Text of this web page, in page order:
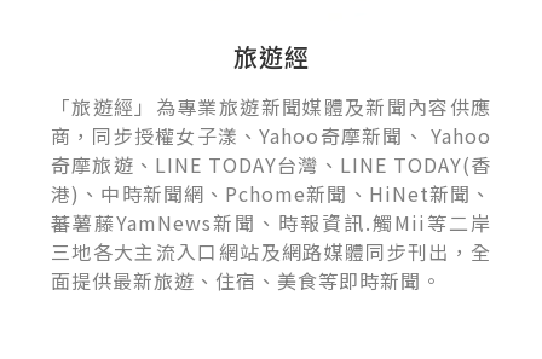
旅遊經
「旅遊經」為專業旅遊新聞媒體及新聞內容供應
商，同步授權女子漾、Yahoo奇摩新聞、 Yahoo
奇摩旅遊、LINE TODAY台灣、LINE TODAY(香
港)、中時新聞網、Pchome新聞、HiNet新聞、
蕃薯藤YamNews新聞、時報資訊.觸Mii等二岸
三地各大主流入口網站及網路媒體同步刊出，全
面提供最新旅遊、住宿、美食等即時新聞。